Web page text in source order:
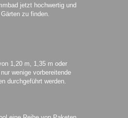
jetzt hochwertig und
zu finden.
1,20 m, 1,35 m oder
wenige vorbereitende
durchgeführt werden.